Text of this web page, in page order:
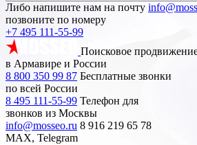
Либо напишите нам на почту
позвоните по номеру
+7 495 111-55-99
Поисковое
в Армавире и России
8 800 350 99 87 Бесплатные звонки
по всей России
8 495 111-55-99 Телефон для
звонков из Москвы
info@mosseo.ru 8 916 219 65 78
MAX, Telegram